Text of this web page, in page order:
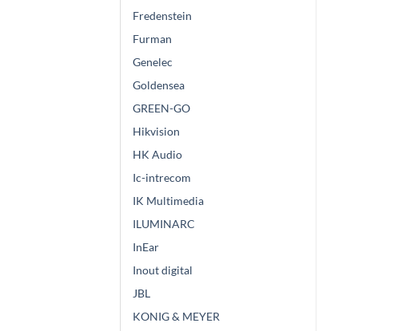
Fredenstein
Furman
Genelec
Goldensea
GREEN-GO
Hikvision
HK Audio
Ic-intrecom
IK Multimedia
ILUMINARC
InEar
Inout digital
JBL
KONIG & MEYER